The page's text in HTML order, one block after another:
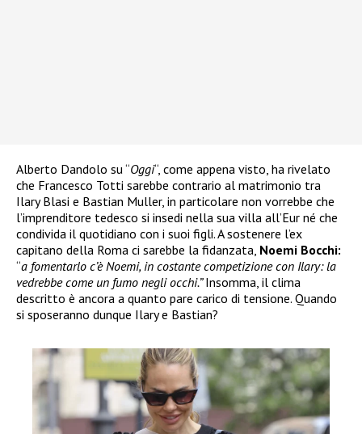
Alberto Dandolo su “Oggi“, come appena visto, ha rivelato
che Francesco Totti sarebbe contrario al matrimonio tra
Ilary Blasi e Bastian Muller, in particolare non vorrebbe che
l’imprenditore tedesco si insedi nella sua villa all’Eur né che
condivida il quotidiano con i suoi figli. A sostenere l’ex
capitano della Roma ci sarebbe la fidanzata, Noemi Bocchi:
“a fomentarlo c’è Noemi, in costante competizione con Ilary: la
vedrebbe come un fumo negli occhi.”Insomma, il clima
descritto è ancora a quanto pare carico di tensione. Quando
si sposeranno dunque Ilary e Bastian?